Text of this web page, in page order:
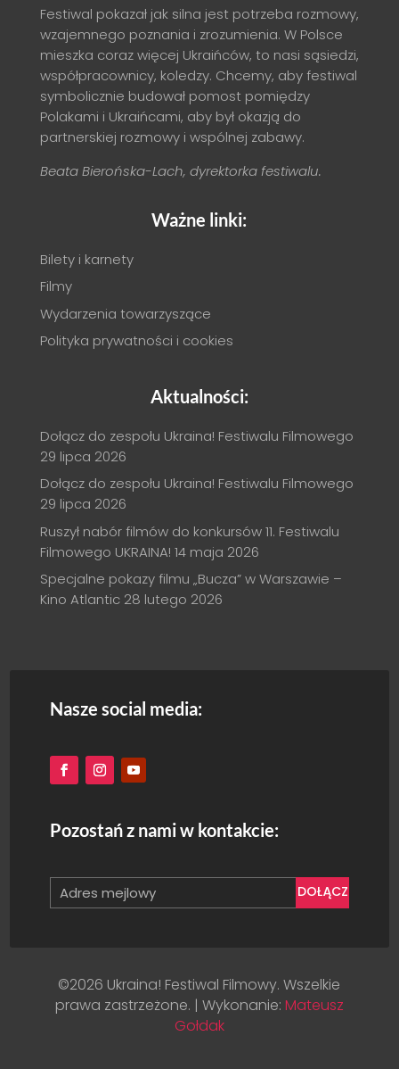
Festiwal pokazał jak silna jest potrzeba rozmowy,
wzajemnego poznania i zrozumienia. W Polsce
mieszka coraz więcej Ukraińców, to nasi sąsiedzi,
współpracownicy, koledzy. Chcemy, aby festiwal
symbolicznie budował pomost pomiędzy
Polakami i Ukraińcami, aby był okazją do
partnerskiej rozmowy i wspólnej zabawy.
Beata Bierońska-Lach, dyrektorka festiwalu.
Ważne linki:
Bilety i karnety
Filmy
Wydarzenia towarzyszące
Polityka prywatności i cookies
Aktualności:
Dołącz do zespołu Ukraina! Festiwalu Filmowego
29 lipca 2026
Dołącz do zespołu Ukraina! Festiwalu Filmowego
29 lipca 2026
Ruszył nabór filmów do konkursów 11. Festiwalu
Filmowego UKRAINA! 14 maja 2026
Specjalne pokazy filmu „Bucza” w Warszawie –
Kino Atlantic 28 lutego 2026
Nasze social media:
Pozostań z nami w kontakcie:
DOŁĄCZ
©2026 Ukraina! Festiwal Filmowy. Wszelkie
prawa zastrzeżone. | Wykonanie: Mateusz
Gołdak